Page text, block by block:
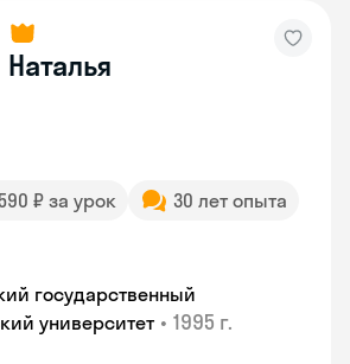
Наталья
₽ за урок
30 лет опыта
государственный
университет • 1995 г.